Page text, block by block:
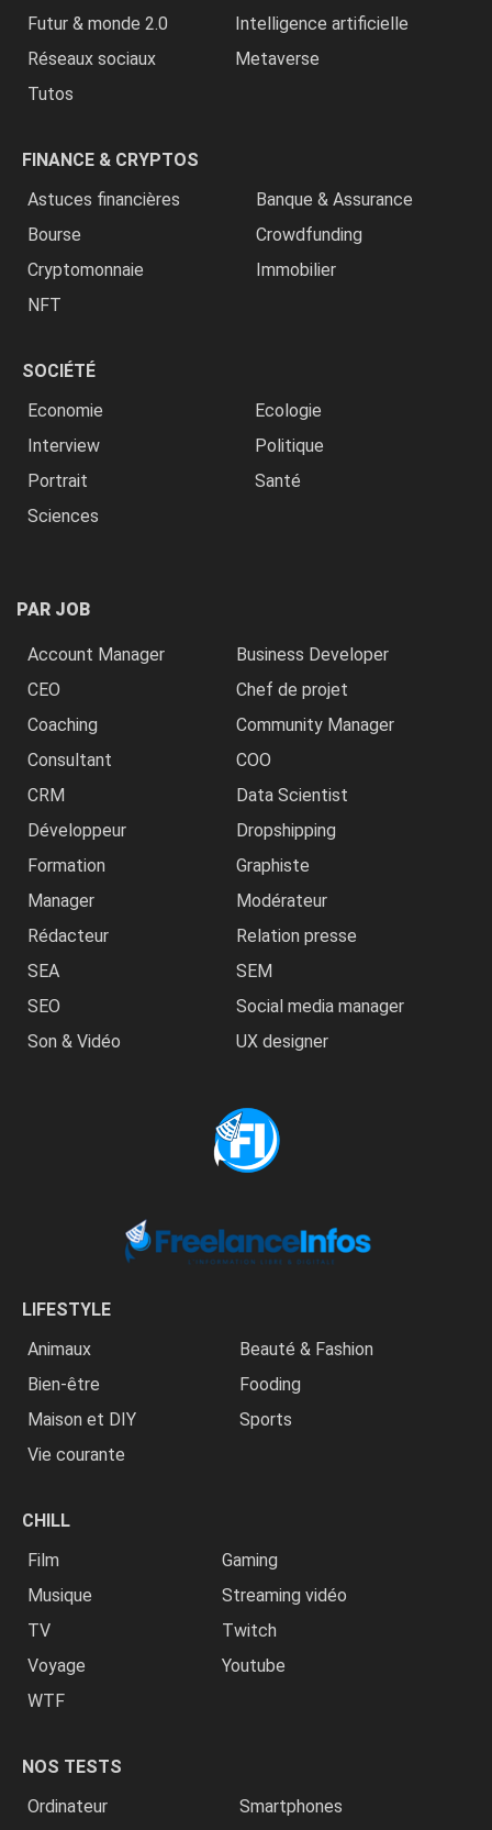
Futur & monde 2.0
Intelligence artificielle
Réseaux sociaux
Metaverse
Tutos
FINANCE & CRYPTOS
Astuces financières
Banque & Assurance
Bourse
Crowdfunding
Cryptomonnaie
Immobilier
NFT
SOCIÉTÉ
Economie
Ecologie
Interview
Politique
Portrait
Santé
Sciences
PAR JOB
Account Manager
Business Developer
CEO
Chef de projet
Coaching
Community Manager
Consultant
COO
CRM
Data Scientist
Développeur
Dropshipping
Formation
Graphiste
Manager
Modérateur
Rédacteur
Relation presse
SEA
SEM
SEO
Social media manager
Son & Vidéo
UX designer
LIFESTYLE
Animaux
Beauté & Fashion
Bien-être
Fooding
Maison et DIY
Sports
Vie courante
CHILL
Film
Gaming
Musique
Streaming vidéo
TV
Twitch
Voyage
Youtube
WTF
NOS TESTS
Ordinateur
Smartphones